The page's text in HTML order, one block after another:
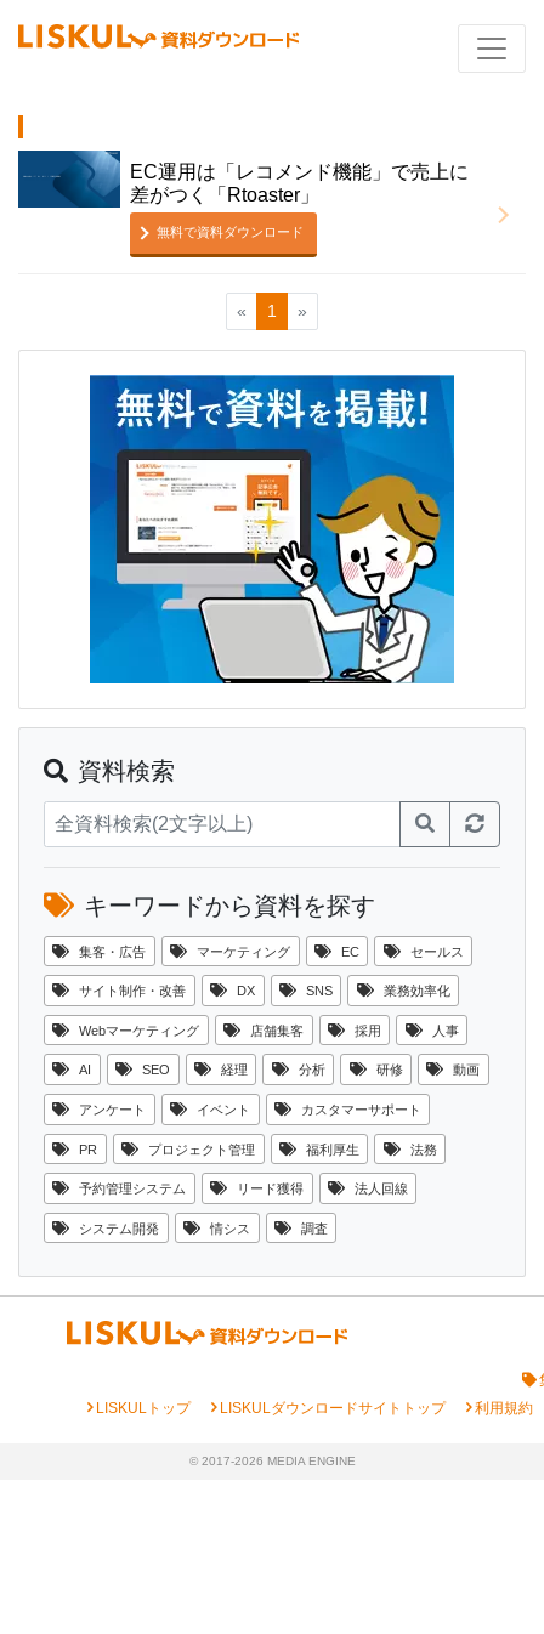
EC運用は「レコメンド機能」で売上に
差がつく「Rtoaster」
無料で資料ダウンロード
« 1 »
資料検索
キーワードから資料を探す
集客・広告 マーケティング EC セールス
サイト制作・改善 DX SNS 業務効率化
Webマーケティング 店舗集客 採用 人事
AI SEO 経理 分析 研修 動画
アンケート イベント カスタマーサポート
PR プロジェクト管理 福利厚生 法務
予約管理システム リード獲得 法人回線
システム開発 情シス 調査
chevron_rightLISKULトップ chevron_rightLISKULダウンロードサイトトップ chevron_right利用規約
© 2017-2026 MEDIA ENGINE